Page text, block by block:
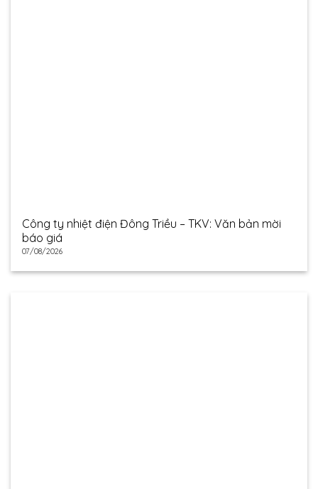
Công ty nhiệt điện Đông Triều – TKV: Văn bản mời
báo giá
07/08/2026